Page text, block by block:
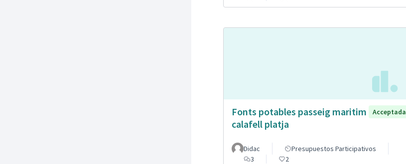
Fonts potables passeig maritim
calafell platja
Acceptada
Didac
Presupuestos Participativos
3
2